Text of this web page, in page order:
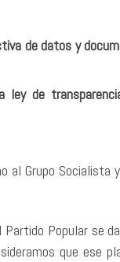
de datos y
ley de
al Grupo Socialista
Partido Popular se
que ese